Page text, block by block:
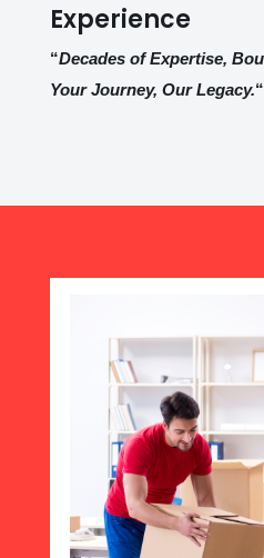
Experience
“Decades of Expertise,
Your Journey, Our Legacy.“